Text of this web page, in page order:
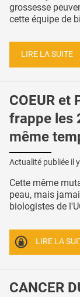
grossesse
cette équipe de
LIRE LA SUITE
COEUR et
frappe les
même
Actualité publiée il
Cette même
peau, mais
biologistes de
LIRE LA
CANCER